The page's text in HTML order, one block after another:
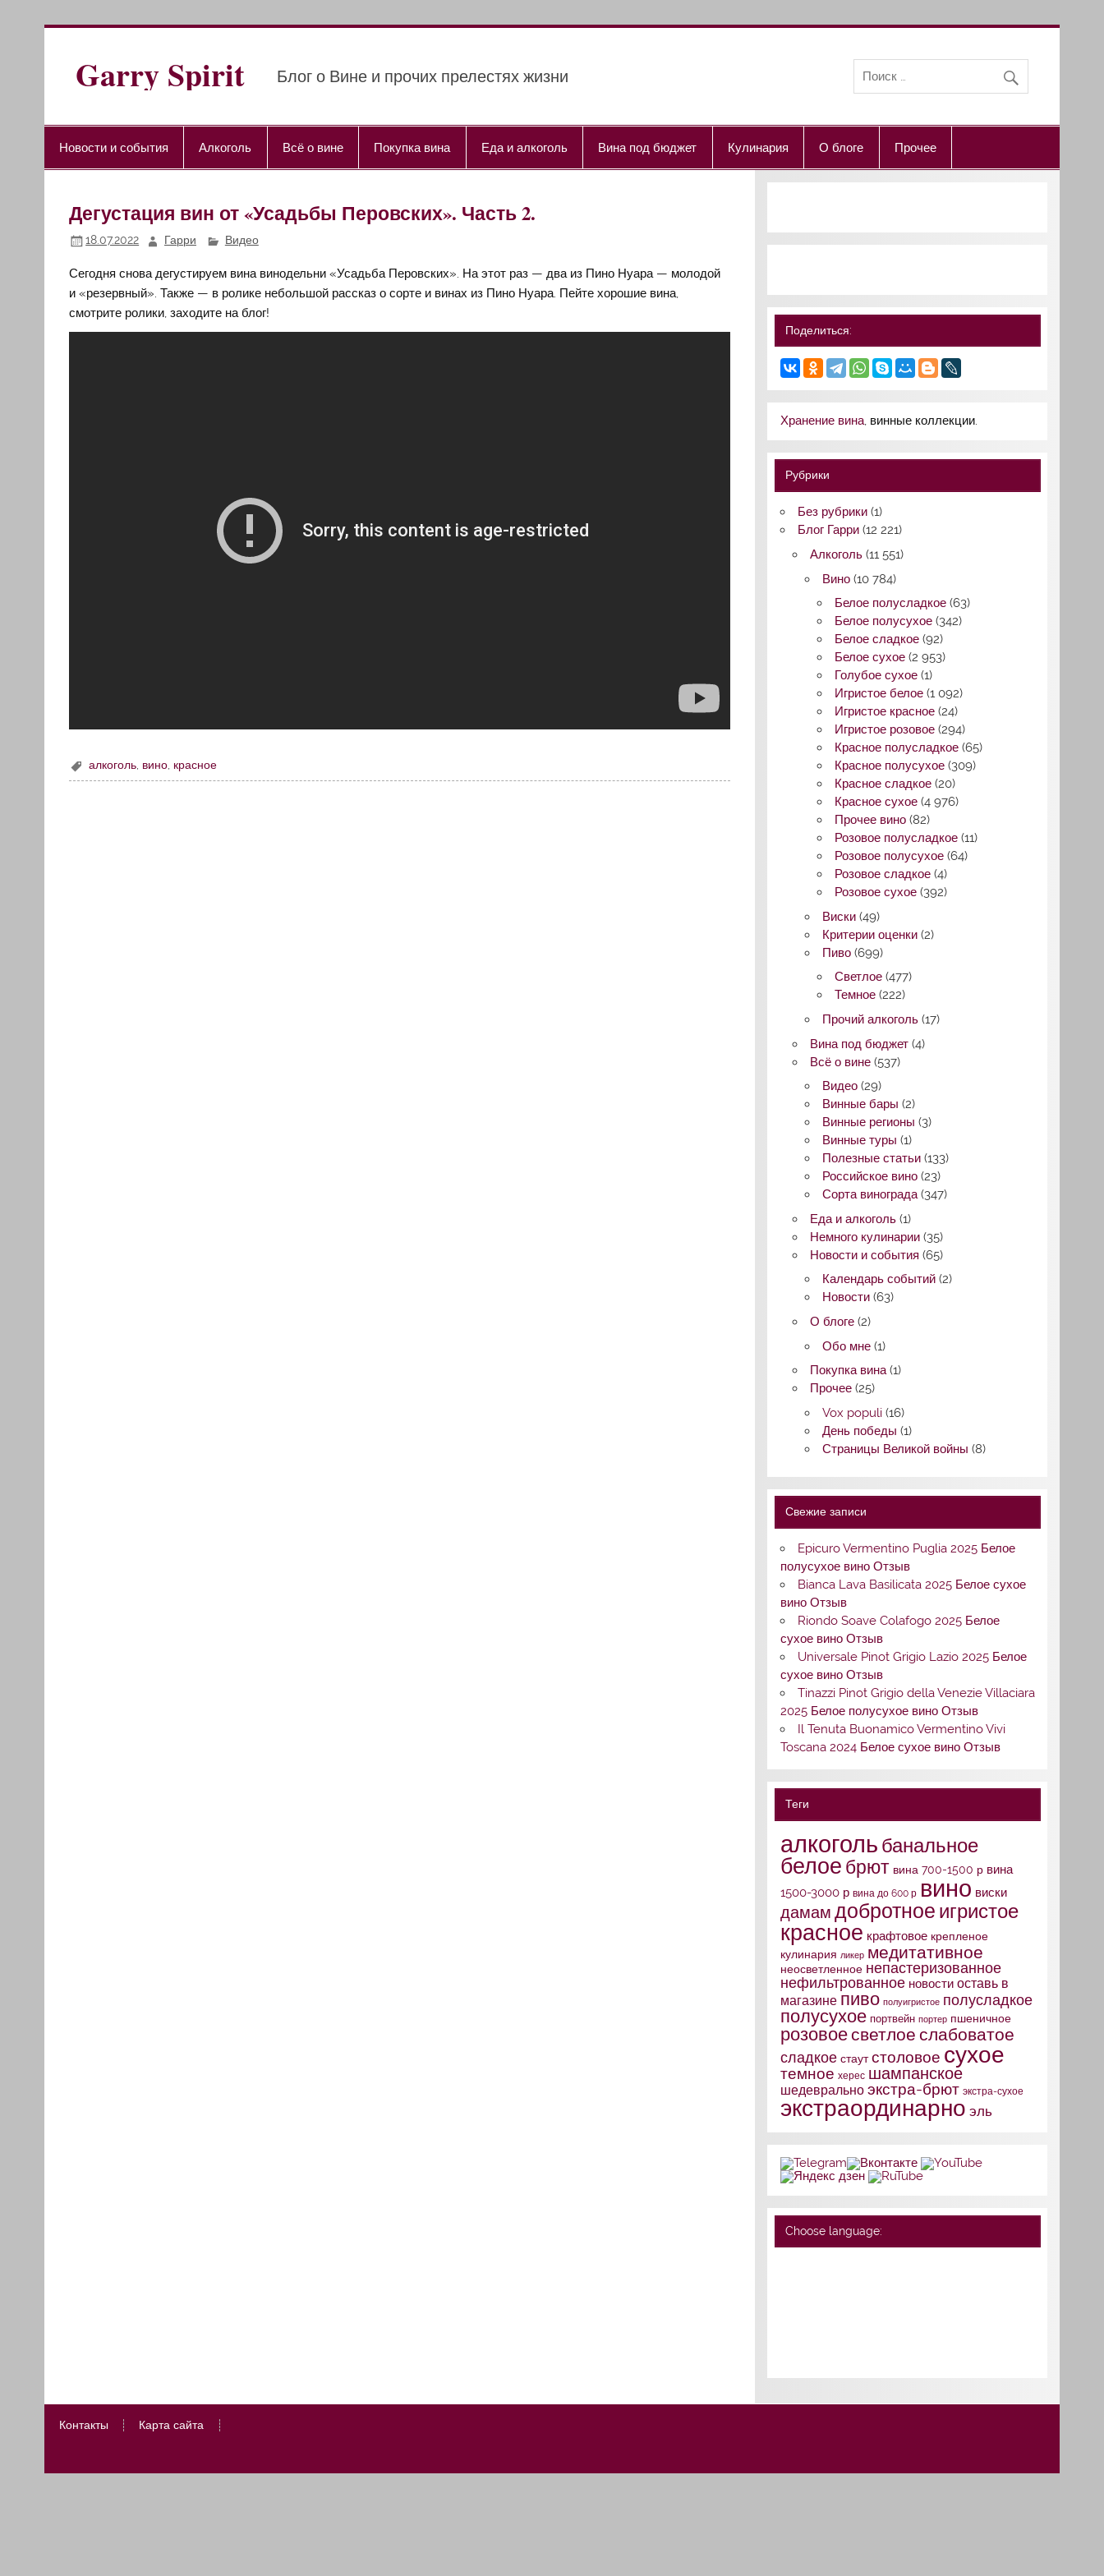
Перейти
Garry Spirit Блог о Вине и прочих прелестях жизни
Новости и события Алкоголь Всё о вине Покупка вина Еда и алкоголь Вина под бюджет Кулинария О блоге Прочее
Дегустация вин от «Усадьбы Перовских». Часть 2.
18.07.2022 Гарри Видео
Сегодня снова дегустируем вина винодельни «Усадьба Перовских». На этот раз — два из Пино Нуара — молодой
и «резервный». Также — в ролике небольшой рассказ о сорте и винах из Пино Нуара. Пейте хорошие вина,
смотрите ролики, заходите на блог!
алкоголь вино красное
Поделиться:
Хранение вина, винные коллекции.
Рубрики
Без рубрики(1)
Блог Гарри(12 221)
Алкоголь (11 551)
Вино (10 784)
Белое полусладкое (63)
Белое полусухое (342)
Белое сладкое (92)
Белое сухое (2 953)
Голубое сухое (1)
Игристое белое (1 092)
Игристое красное (24)
Игристое розовое (294)
Красное полусладкое (65)
Красное полусухое (309)
Красное сладкое (20)
Красное сухое (4 976)
Прочее вино (82)
Розовое полусладкое (11)
Розовое полусухое (64)
Розовое сладкое (4)
Розовое сухое (392)
Виски (49)
Критерии оценки (2)
Пиво (699)
Светлое (477)
Темное (222)
Прочий алкоголь (17)
Вина под бюджет (4)
Всё о вине (537)
Видео (29)
Винные бары (2)
Винные регионы (3)
Винные туры (1)
Полезные статьи (133)
Российское вино (23)
Сорта винограда(347)
Еда и алкоголь (1)
Немного кулинарии (35)
Новости и события (65)
Календарь событий (2)
Новости (63)
О блоге (2)
Обо мне (1)
Покупка вина(1)
Прочее (25)
Vox populi (16)
День победы (1)
Страницы Великой войны (8)
Свежие записи
Epicuro Vermentino Puglia 2025 Белое
полусухое вино Отзыв
Bianca Lava Basilicata 2025 Белое сухое
вино Отзыв
Riondo Soave Colafogo 2025 Белое
сухое вино Отзыв
Universale Pinot Grigio Lazio 2025 Белое
сухое вино Отзыв
Tinazzi Pinot Grigio della Venezie Villaciara
2025 Белое полусухое вино Отзыв
Il Tenuta Buonamico Vermentino Vivi
Toscana 2024 Белое сухое вино Отзыв
Теги
алкоголь банальное
белое брют вина 700-1500 р вина
1500-3000 р вина до 600 р вино виски
дамам добротное игристое
красное крафтовое крепленое
кулинария ликер медитативное
неосветленное непастеризованное
нефильтрованное новости оставь в
магазине пиво полуигристое полусладкое
полусухое портвейн портер пшеничное
розовоесветлое слабоватое
сладкое стаут столовое сухое
темное херес шампанское
шедеврально экстра-брют экстра-сухое
экстраординарно эль
Choose language:
Контакты Карта сайта